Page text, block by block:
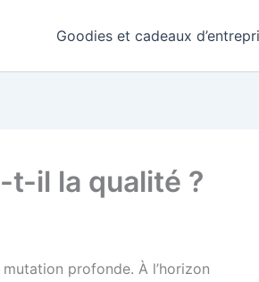
Goodies et cadeaux
t-il la qualité ?
profonde. À l’horizon